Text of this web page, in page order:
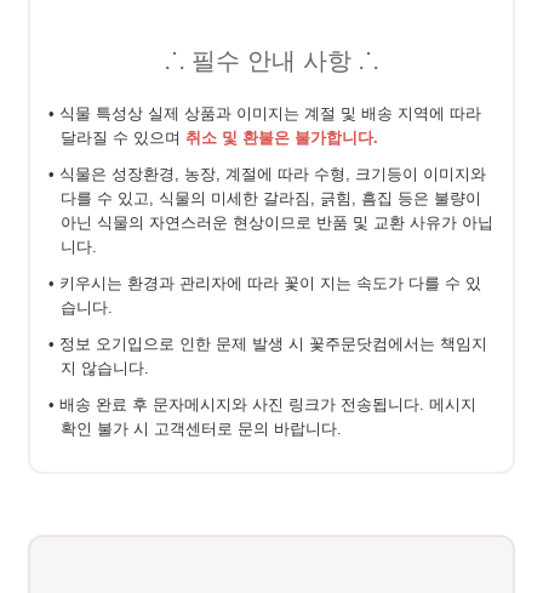
⸫ 필수 안내 사항 ⸫
• 식물 특성상 실제 상품과 이미지는 계절 및 배송 지역에 따라
달라질 수 있으며 취소 및 환불은 불가합니다.
• 식물은 성장환경, 농장, 계절에 따라 수형, 크기등이 이미지와
다를 수 있고, 식물의 미세한 갈라짐, 긁힘, 흠집 등은 불량이
아닌 식물의 자연스러운 현상이므로 반품 및 교환 사유가 아닙
니다.
• 키우시는 환경과 관리자에 따라 꽃이 지는 속도가 다를 수 있
습니다.
• 정보 오기입으로 인한 문제 발생 시 꽃주문닷컴에서는 책임지
지 않습니다.
• 배송 완료 후 문자메시지와 사진 링크가 전송됩니다. 메시지
확인 불가 시 고객센터로 문의 바랍니다.